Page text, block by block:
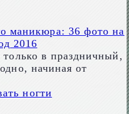
маникюра: 36 фото на
2016
в праздничный,
начиная от